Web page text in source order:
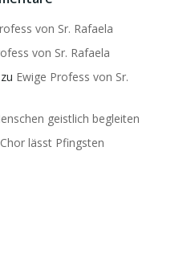
von Sr. Rafaela
von Sr. Rafaela
zu Ewige Profess von Sr.
geistlich begleiten
lässt Pfingsten